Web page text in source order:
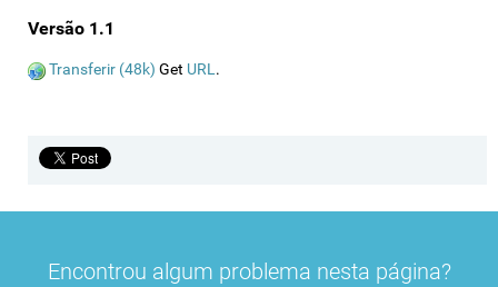
Versão 1.1
Transferir (48k) Get URL.
Encontrou algum problema nesta página?